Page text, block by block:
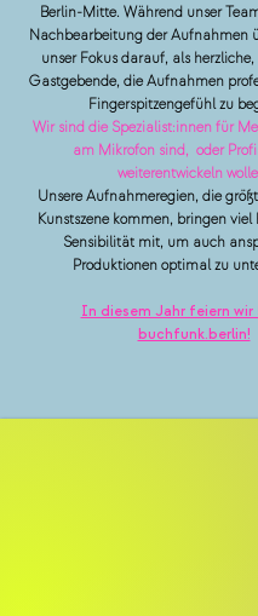
Berlin-Mitte. Während unser
Nachbearbeitung der Aufnahmen
unser Fokus darauf, als
Gastgebende, die Aufnahmen
Fingerspitzengefühl zu
Wir sind die Spezialist:innen für
am Mikrofon sind, oder
weiterentwickeln
Unsere Aufnahmeregien, die
Kunstszene kommen, bringen
Sensibilität mit, um auch
Produktionen optimal zu
In diesem Jahr feiern wir
buchfunk.berlin!